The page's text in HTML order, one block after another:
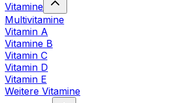
Vitamine
Multivitamine
Vitamin A
Vitamine B
Vitamin C
Vitamin D
Vitamin E
Weitere Vitamine